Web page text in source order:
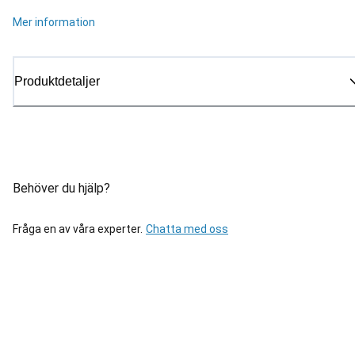
Mer information
Produktdetaljer
Behöver du hjälp?
Fråga en av våra experter. Chatta med oss